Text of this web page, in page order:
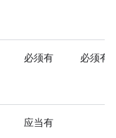
必须有 必须有
应当有